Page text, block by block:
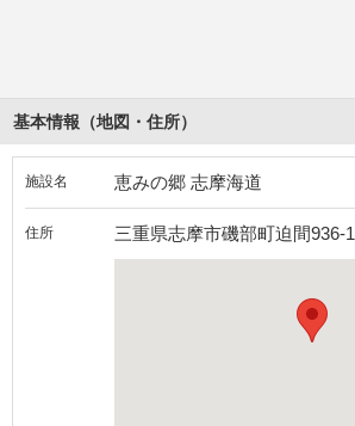
基本情報（地図・住所）
施設名 恵みの郷 志摩海道
住所 三重県志摩市磯部町迫間936-1